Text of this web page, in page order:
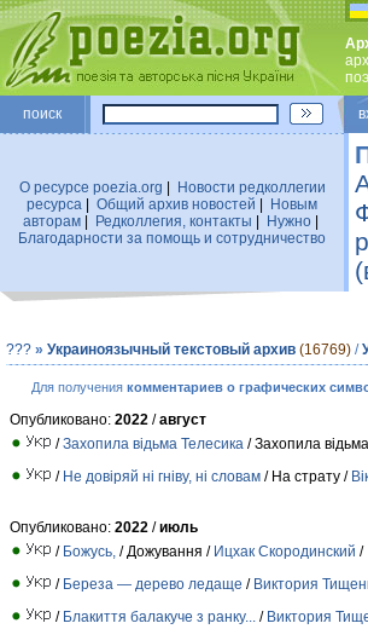
поиск
О ресурсе poezia.org
Новости редколлегии
ресурса
Общий архив новостей
Новым
авторам| Редколлегия, контакты Нужно|
Благодарности за помощь и сотрудничество
??? » Украиноязычный текстовый архив (16769) /
Для получения комментариев о графических
Опубликовано: 2022 /август
/Захопила відьма Телесика / Захопила
/ Не довіряй ні гніву, ні словам / На страту /
Опубликовано: 2022 /июль
/ Божусь, / Дожування / Ицхак Скородинский /
/ Береза — дерево ледаще / Виктория
/ Блакиття балакуче з ранку... / Виктория